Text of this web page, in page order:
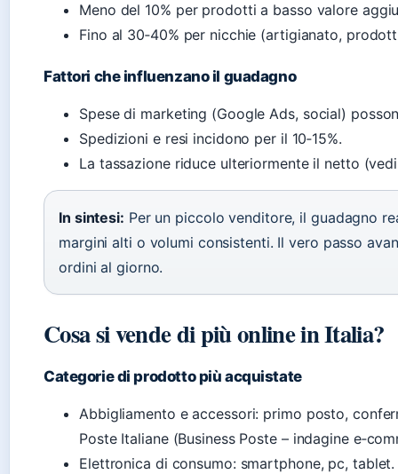
Meno del 10% per prodotti a basso valore
Fino al 30‑40% per nicchie (artigianato,
Fattori che influenzano il guadagno
Spese di marketing (Google Ads, social)
Spedizioni e resi incidono per il 10‑15%.
La tassazione riduce ulteriormente il netto
In sintesi: Per un piccolo venditore, il guadagno
margini alti o volumi consistenti. Il vero passo
ordini al giorno.
Cosa si vende di più online in Italia?
Categorie di prodotto più acquistate
Abbigliamento e accessori: primo posto,
Poste Italiane (Business Poste – indagine
Elettronica di consumo: smartphone, pc, tablet.